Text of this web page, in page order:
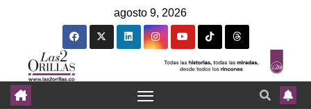
agosto 9, 2026